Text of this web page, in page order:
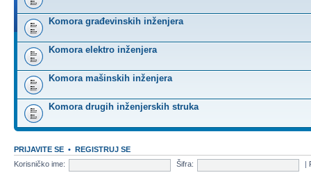
Komora građevinskih inženjera
Komora elektro inženjera
Komora mašinskih inženjera
Komora drugih inženjerskih struka
PRIJAVITE SE • REGISTRUJ SE
Korisničko ime:
Šifra: